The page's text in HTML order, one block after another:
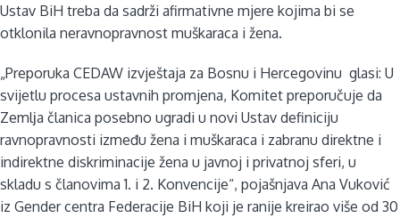
Ustav BiH treba da sadrži afirmativne mjere kojima bi se
otklonila neravnopravnost muškaraca i žena.
„Preporuka CEDAW izvještaja za Bosnu i Hercegovinu glasi: U
svijetlu procesa ustavnih promjena, Komitet preporučuje da
Zemlјa članica posebno ugradi u novi Ustav definiciju
ravnopravnosti između žena i muškaraca i zabranu direktne i
indirektne diskriminacije žena u javnoj i privatnoj sferi, u
skladu s članovima 1. i 2. Konvencije“, pojašnjava Ana Vuković
iz Gender centra Federacije BiH koji je ranije kreirao više od 30